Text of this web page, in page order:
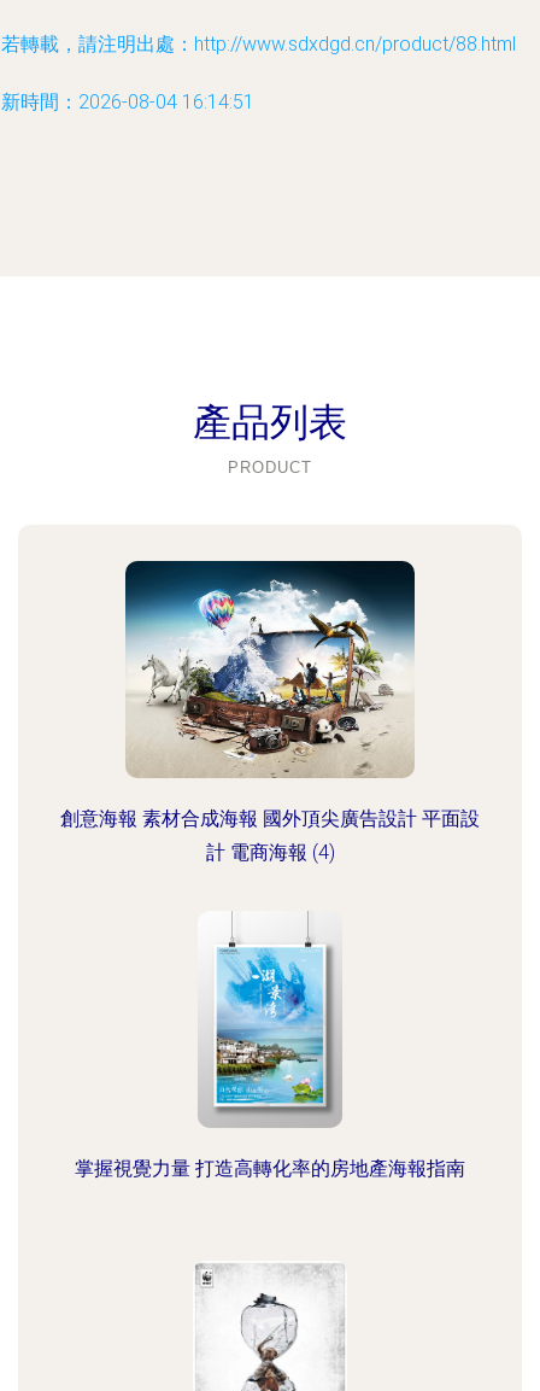
轉載，請注明出處：http://www.sdxdgd.cn/product/88.html
時間：2026-08-04 16:14:51
產品列表
PRODUCT
創意海報 素材合成海報 國外頂尖廣告設計 平面設
計 電商海報 (4)
掌握視覺力量 打造高轉化率的房地產海報指南